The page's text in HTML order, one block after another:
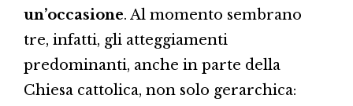
un’occasione. Al momento sembrano
tre, infatti, gli atteggiamenti
predominanti, anche in parte della
Chiesa cattolica, non solo gerarchica: